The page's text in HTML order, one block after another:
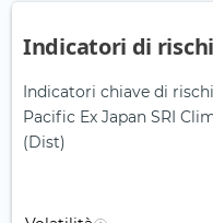
Indicatori di
Indicatori chiave di
Pacific Ex Japan SRI
(Dist)